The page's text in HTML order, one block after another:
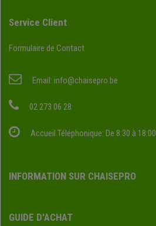
Service Client
Formulaire de Contact
Email: info@chaisepro.be
02 273 06 28
Accueil Téléphonique: De 8:30 à 18:00
INFORMATION SUR CHAISEPRO
GUIDE D'ACHAT